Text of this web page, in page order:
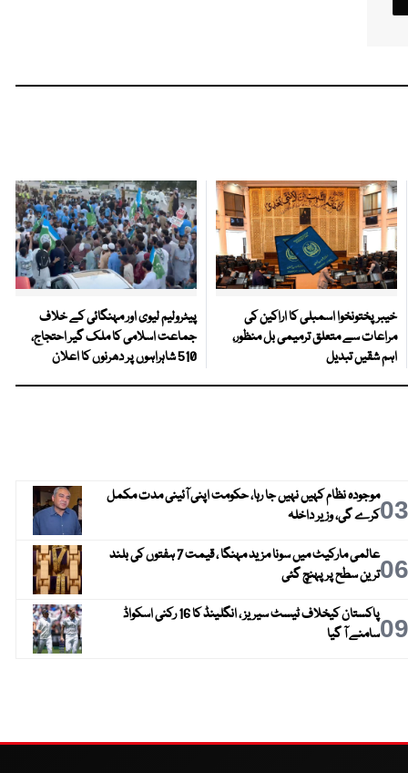
خیبرپختونخوا اسمبلی کا اراکین کی
مراعات سے متعلق ترمیمی بل منظور،
اہم شقیں تبدیل
پیٹرولیم لیوی اور مہنگائی کے خلاف
جماعت اسلامی کا ملک گیر احتجاج،
510 شاہراہوں پر دھرنوں کا اعلان
03موجودہ نظام کہیں نہیں جا رہا، حکومت اپنی آئینی مدت مکمل
کرے گی، وزیر داخلہ
06
عالمی مارکیٹ میں سونا مزید مہنگا ، قیمت 7 ہفتوں کی بلند
ترین سطح پر پہنچ گئی
09
پاکستان کیخلاف ٹیسٹ سیریز ، انگلینڈ کا 16 رکنی اسکواڈ
سامنے آ گیا